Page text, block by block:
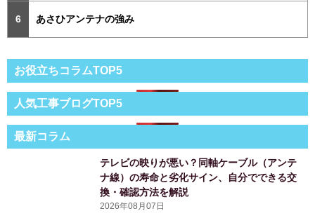
あさひアンテナの強み
お役立ちコラムTOP5
人気工事ブログTOP5
最新コラム
テレビの映りが悪い？同軸ケーブル（アンテ
ナ線）の寿命と劣化サイン、自分でできる交
換・確認方法を解説
2026年08月07日